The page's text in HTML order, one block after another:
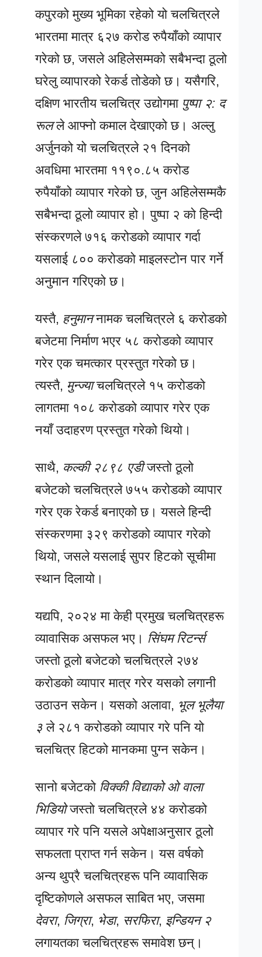
कपुरको मुख्य भूमिका रहेको यो चलचित्रले
भारतमा मात्र ६२७ करोड रुपैयाँको व्यापार
गरेको छ, जसले अहिलेसम्मको सबैभन्दा ठूलो
घरेलु व्यापारको रेकर्ड तोडेको छ। यसैगरि,
दक्षिण भारतीय चलचित्र उद्योगमा पुष्पा २: द
रूलले आफ्नो कमाल देखाएको छ। अल्लु
अर्जुनको यो चलचित्रले २१ दिनको
अवधिमा भारतमा ११९०.८५ करोड
रुपैयाँको व्यापार गरेको छ, जुन अहिलेसम्मकै
सबैभन्दा ठूलो व्यापार हो। पुष्पा २ को हिन्दी
संस्करणले ७१६ करोडको व्यापार गर्दा
यसलाई ८०० करोडको माइलस्टोन पार गर्ने
अनुमान गरिएको छ।
यस्तै, हनुमाननामक चलचित्रले ६ करोडको
बजेटमा निर्माण भएर ५८ करोडको व्यापार
गरेर एक चमत्कार प्रस्तुत गरेको छ।
त्यस्तै, मुन्ज्याचलचित्रले १५ करोडको
लागतमा १०८ करोडको व्यापार गरेर एक
नयाँ उदाहरण प्रस्तुत गरेको थियो।
साथै, कल्की २८९८ एडीजस्तो ठूलो
बजेटको चलचित्रले ७५५ करोडको व्यापार
गरेर एक रेकर्ड बनाएको छ। यसले हिन्दी
संस्करणमा ३२९ करोडको व्यापार गरेको
थियो, जसले यसलाई सुपर हिटको सूचीमा
स्थान दिलायो।
यद्यपि, २०२४ मा केही प्रमुख चलचित्रहरू
व्यावासिक असफल भए। सिंघम रिटर्न्स
जस्तो ठूलो बजेटको चलचित्रले २७४
करोडको व्यापार मात्र गरेर यसको लगानी
उठाउन सकेन। यसको अलावा, भूल भूलैया
३ ले २८१ करोडको व्यापार गरे पनि यो
चलचित्र हिटको मानकमा पुग्न सकेन।
सानो बजेटको विक्की विद्याको ओ वाला
भिडियोजस्तो चलचित्रले ४४ करोडको
व्यापार गरे पनि यसले अपेक्षाअनुसार ठूलो
सफलता प्राप्त गर्न सकेन। यस वर्षको
अन्य थुप्रै चलचित्रहरू पनि व्यावासिक
दृष्टिकोणले असफल साबित भए, जसमा
देवरा, जिग्रा, भेडा, सरफिरा, इन्डियन २
लगायतका चलचित्रहरू समावेश छन्।